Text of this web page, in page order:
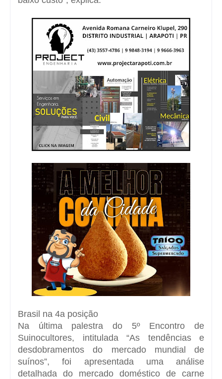
Brasil na 4a posição
Na última palestra do 5º Encontro de
Suinocultores, intitulada “As tendências e
desdobramentos do mercado mundial de
suínos”, foi apresentada uma análise
detalhada do mercado doméstico de carne